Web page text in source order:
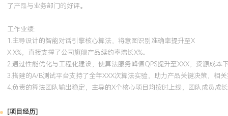
了产品与业务部门的好评。
工作业绩：
1.主导设计的智能对话引擎核心算法，将意图识别准确率提升至X
X.X%，直接支撑了公司旗舰产品续约率增长X%。
2.通过性能优化与工程化建设，使算法服务峰值QPS提升至XXX，资源成本
3.搭建的A/B测试平台支持了全年XXX次算法实验，助力产品关键决策，相
4.负责的算法团队输出稳定，主导的X个核心项目均按时上线，团队成员成
[项目经历]